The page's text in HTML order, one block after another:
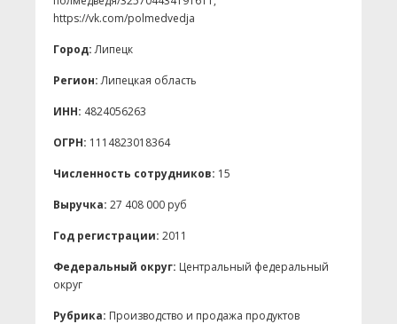
https://vk.com/polmedvedja
Город:Липецк
Регион:Липецкая область
ИНН: 4824056263
ОГРН: 1114823018364
Численность сотрудников: 15
Выручка: 27 408 000 руб
Год регистрации: 2011
Федеральный округ: Центральный федеральный
округ
Рубрика: Производство и продажа продуктов